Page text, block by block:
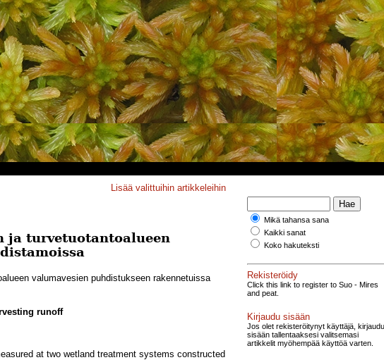
Lisää valittuihin artikkeleihin
ja turvetuotantoalueen
valumavesien puhdistukseen rakennetuissa
runoff
at two wetland treatment systems constructed
Mikä tahansa sana
Kaikki sanat
Koko hakuteksti
Rekisteröidy
Click this link to register to Suo - Mires
and peat.
Kirjaudu sisään
Jos olet rekisteröitynyt käyttäjä, kirjaudu
sisään tallentaaksesi valitsemasi
artikkelit myöhempää käyttöä varten.